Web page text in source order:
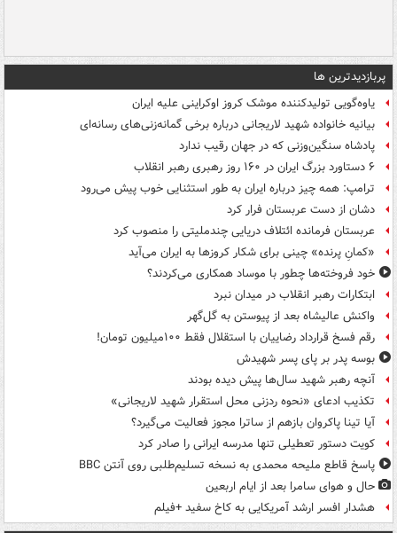
پربازدیدترین ها
یاوه‌گویی تولیدکننده موشک کروز اوکراینی علیه ایران
بیانیه خانواده شهید لاریجانی درباره برخی گمانه‌زنی‌های رسانه‌ای
پادشاه سنگین‌وزنی که در جهان رقیب ندارد
۶ دستاورد بزرگ ایران در ۱۶۰ روز رهبری رهبر انقلاب
ترامپ: همه چیز درباره ایران به طور استثنایی خوب پیش می‌رود
دشان از دست عربستان فرار کرد
عربستان فرمانده ائتلاف دریایی چندملیتی را منصوب کرد
«کمانِ پرنده» چینی برای شکار کروزها به ایران می‌آید
خود فروخته‌ها چطور با موساد همکاری می‌کردند؟
ابتکارات رهبر انقلاب در میدان نبرد
واکنش عالیشاه بعد از پیوستن به گل‌گهر
رقم فسخ قرارداد رضاییان با استقلال فقط ۱۰۰میلیون تومان!
بوسه‌ پدر بر پای پسر شهیدش
آنچه رهبر شهید سال‌ها پیش دیده بودند
تکذیب ادعای «نحوه ردزنی محل استقرار شهید لاریجانی»
آیا تینا پاکروان بازهم از ساترا مجوز فعالیت می‌گیرد؟
کویت دستور تعطیلی تنها مدرسه ایرانی را صادر کرد
پاسخ قاطع ملیحه محمدی به نسخه تسلیم‌طلبی روی آنتن BBC
حال و هوای سامرا بعد از ایام اربعین
هشدار افسر ارشد آمریکایی به کاخ سفید +فیلم